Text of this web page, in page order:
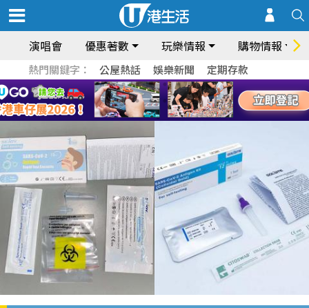
演唱會 優惠著數 玩樂情報 購物情報
熱門關鍵字： 公屋熱話 娛樂新聞 定期存款